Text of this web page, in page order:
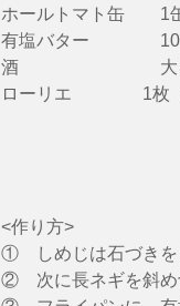
ホールトマト缶　　1
有塩バター　　　　
酒　　　　　　　　
ローリエ　　　　1枚
<作り方>
①　しめじは石づきを
②　次に長ネギを斜め